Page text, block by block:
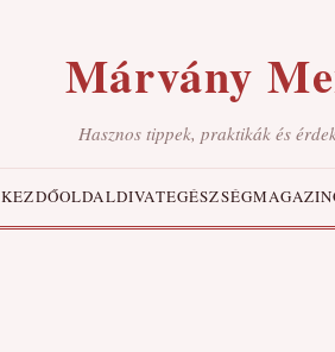
Márvány
Hasznos tippek, praktikák és
KEZDŐOLDALDIVATEGÉSZSÉGMAGAZIN